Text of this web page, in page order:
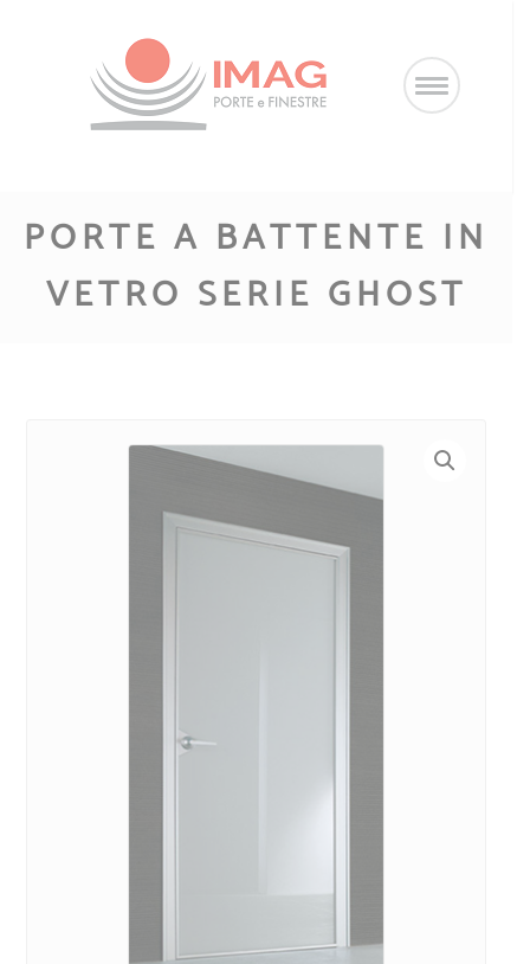
PORTE A BATTENTE IN
VETRO SERIE GHOST